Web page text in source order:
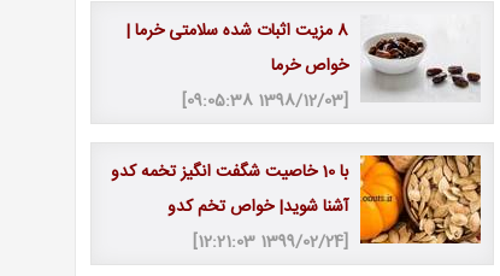
8 مزیت اثبات شده سلامتی خرما |
خواص خرما
[1398/12/03 09:05:38]
با 10 خاصیت شگفت انگیز تخمه کدو
آشنا شوید| خواص تخم کدو
[1399/02/24 12:21:03]